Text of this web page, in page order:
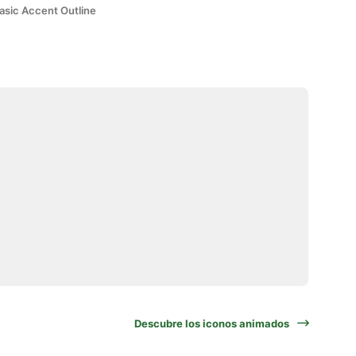
Accent Outline
Descubre los iconos animados